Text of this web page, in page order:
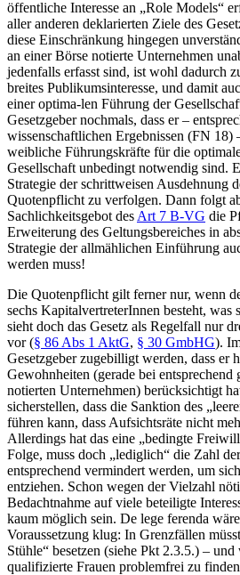
öffentliche Interesse an „Role Models“
aller anderen deklarierten Ziele des
diese Einschränkung hingegen
an einer Börse notierte Unternehmen
jedenfalls erfasst sind, ist wohl dadurch
breites Publikumsinteresse, und damit
einer optima-len Führung der
Gesetzgeber nochmals, dass er –
wissenschaftlichen Ergebnissen (FN 18)
weibliche Führungskräfte für die
Gesellschaft unbedingt notwendig sind.
Strategie der schrittweisen Ausdehnung
Quotenpflicht zu verfolgen. Dann folgt
Sachlichkeitsgebot des Art 7 B-VG die
Erweiterung des Geltungsbereiches in
Strategie der allmählichen Einführung
werden muss!
Die Quotenpflicht gilt ferner nur, wenn
sechs KapitalvertreterInnen besteht, was
sieht doch das Gesetz als Regelfall nur
vor (§ 86 Abs 1 AktG, § 30 GmbHG).
Gesetzgeber zugebilligt werden, dass er
Gewohnheiten (gerade bei entsprechend
notierten Unternehmen) berücksichtigt
sicherstellen, dass die Sanktion des
führen kann, dass Aufsichtsräte nicht
Allerdings hat das eine „bedingte
Folge, muss doch „lediglich“ die Zahl
entsprechend vermindert werden, um
entziehen. Schon wegen der Vielzahl
Bedachtnahme auf viele beteiligte
kaum möglich sein. De lege ferenda
Voraussetzung klug: In Grenzfällen
Stühle“ besetzen (siehe Pkt 2.3.5.) –
qualifizierte Frauen problemfrei zu